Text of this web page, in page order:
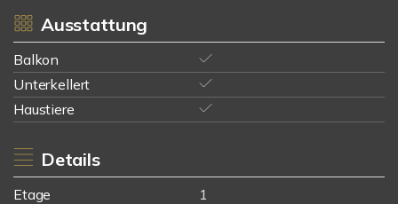
Ausstattung
Balkon
Unterkellert
Haustiere
Details
Etage
1